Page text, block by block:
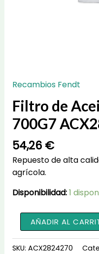
Recambios Fendt
Filtro de
700G7
54,26 €
Repuesto de alta
agrícola.
Disponibilidad:1
de
Aceite
AÑADIR AL
SKU: ACX2824270